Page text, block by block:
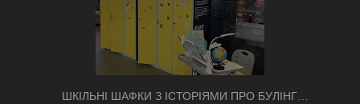
ШКІЛЬНІ ШАФКИ З ІСТОРІЯМИ ПРО БУЛІНГ